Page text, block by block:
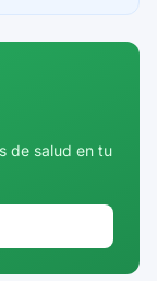
de salud en tu